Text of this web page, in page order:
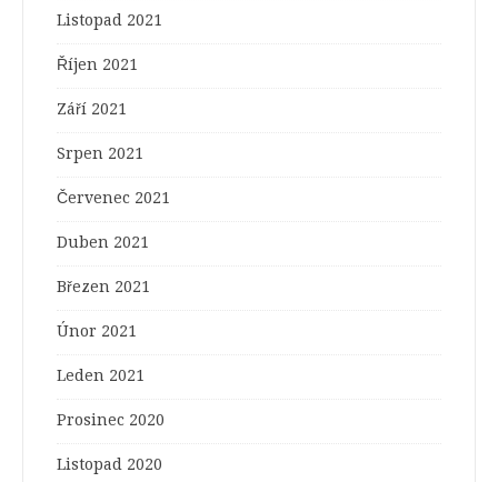
Listopad 2021
Říjen 2021
Září 2021
Srpen 2021
Červenec 2021
Duben 2021
Březen 2021
Únor 2021
Leden 2021
Prosinec 2020
Listopad 2020